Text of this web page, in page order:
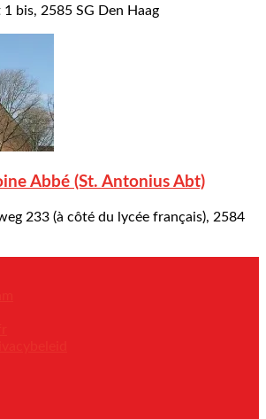
bis, 2585 SG Den Haag
Abbé (St. Antonius Abt)
233 (à côté du lycée français), 2584